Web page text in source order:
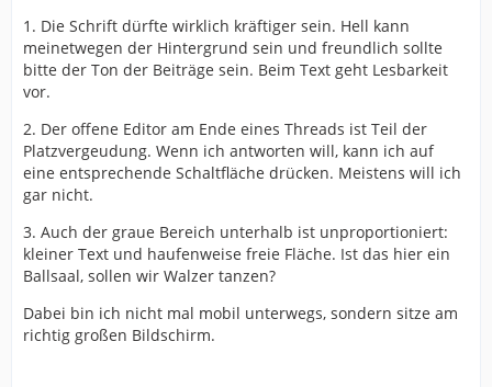
1. Die Schrift dürfte wirklich kräftiger sein. Hell kann
meinetwegen der Hintergrund sein und freundlich sollte
bitte der Ton der Beiträge sein. Beim Text geht Lesbarkeit
vor.
2. Der offene Editor am Ende eines Threads ist Teil der
Platzvergeudung. Wenn ich antworten will, kann ich auf
eine entsprechende Schaltfläche drücken. Meistens will ich
gar nicht.
3. Auch der graue Bereich unterhalb ist unproportioniert:
kleiner Text und haufenweise freie Fläche. Ist das hier ein
Ballsaal, sollen wir Walzer tanzen?
Dabei bin ich nicht mal mobil unterwegs, sondern sitze am
richtig großen Bildschirm.